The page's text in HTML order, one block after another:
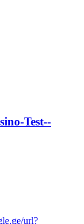
Test--
url?